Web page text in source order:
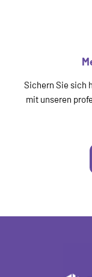
Sichern Sie sich
mit unseren